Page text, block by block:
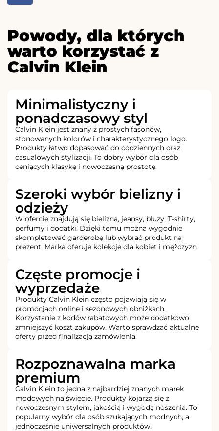
Powody, dla których
warto korzystać z
Calvin Klein
Minimalistyczny i
ponadczasowy styl
Calvin Klein jest znany z prostych fasonów,
stonowanych kolorów i charakterystycznego logo.
Produkty łatwo dopasować do codziennych oraz
casualowych stylizacji. To dobry wybór dla osób
ceniących klasykę i nowoczesną prostotę.
Szeroki wybór bielizny i
odzieży
W ofercie znajdują się bielizna, jeansy, bluzy, T-shirty,
perfumy i dodatki. Dzięki temu można wygodnie
skompletować garderobę lub wybrać produkt na
prezent. Marka oferuje kolekcje dla kobiet i mężczyzn.
Częste promocje i
wyprzedaże
Produkty Calvin Klein często pojawiają się w
promocjach online i sezonowych obniżkach.
Korzystanie z kodów rabatowych może dodatkowo
zmniejszyć koszt zakupów. Warto sprawdzać aktualne
oferty przed finalizacją zamówienia.
Rozpoznawalna marka
premium
Calvin Klein to jedna z najbardziej znanych marek
modowych na świecie. Produkty kojarzą się z
nowoczesnym stylem, jakością i wygodą noszenia. To
popularny wybór dla osób szukających modnych, a
jednocześnie uniwersalnych produktów.